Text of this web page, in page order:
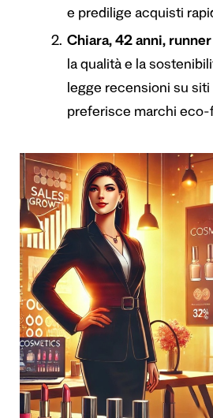
e predilige acquisti
Chiara, 42 anni,
la qualità e la
legge recensioni su siti
preferisce marchi eco-